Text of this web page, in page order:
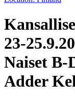
23-
Naiset B-
Adder